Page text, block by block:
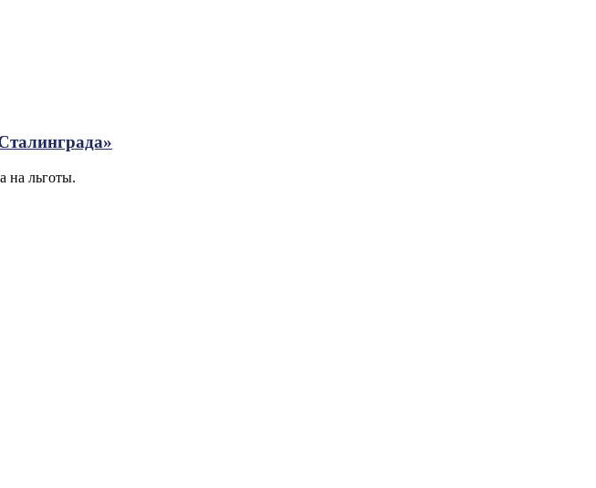
на льготы.